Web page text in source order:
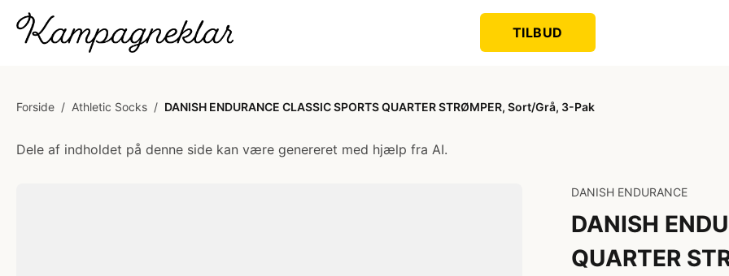
TILBUD
Forside / Athletic Socks / DANISH ENDURANCE CLASSIC SPORTS QUARTER STRØMPER, Sort/Grå, 3-Pak
Dele af indholdet på denne side kan være genereret med hjælp fra AI.
DANISH ENDURANCE
DANISH
QUARTER